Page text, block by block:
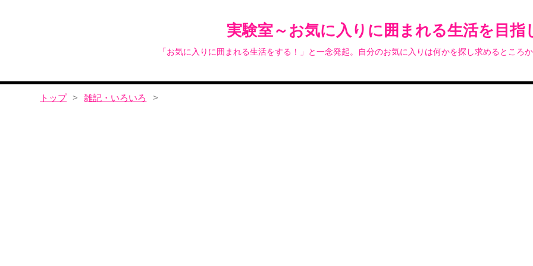
実験室～お気に入りに囲まれる生活を目指
「お気に入りに囲まれる生活をする！」と一念発起。自分のお気に入りは何かを探し求めるところ
トップ > 雑記・いろいろ >